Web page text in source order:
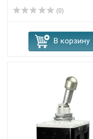
(0)
В корзину